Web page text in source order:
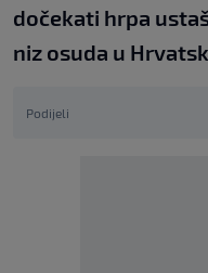
dočekati hrpa
niz osuda u
Podijeli